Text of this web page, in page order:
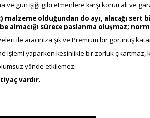
gün ışığı gibi etmenlere karşı korumalı ve
malzeme olduğundan dolayı, alacağı
sürece paslanma oluşmaz;
ile aracınıza şık ve Premium bir görünüş
işlemi yaparken kesinlikle bir zorluk çıkartmaz,
yönde etkilemez.
vardır.